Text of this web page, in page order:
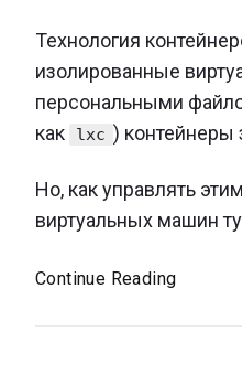
Технология
изолированные
персональными
как
lxc ) контейнеры
Но, как управлять
виртуальных машин
Continue Reading